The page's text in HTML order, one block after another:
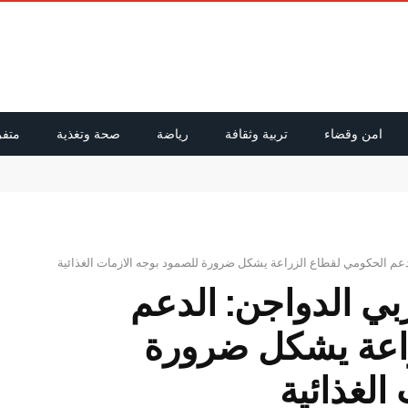
امن وقضاء تربية وثقافة رياضة صحة وتغذية
الحكومي لقطاع الزراعة يشكل ضرورة للصمود بوجه الازمات الغذائية
الدواجن: الدعم
يشكل ضرورة